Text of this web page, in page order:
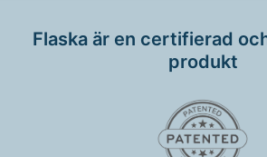
Flaska är en certifierad
produkt